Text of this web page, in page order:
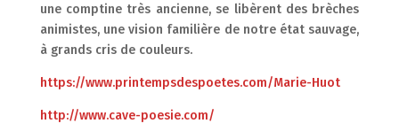
une comptine très ancienne, se libèrent des brèches
animistes, une vision familière de notre état sauvage,
à grands cris de couleurs.
https://www.printempsdespoetes.com/Marie-Huot
http://www.cave-poesie.com/